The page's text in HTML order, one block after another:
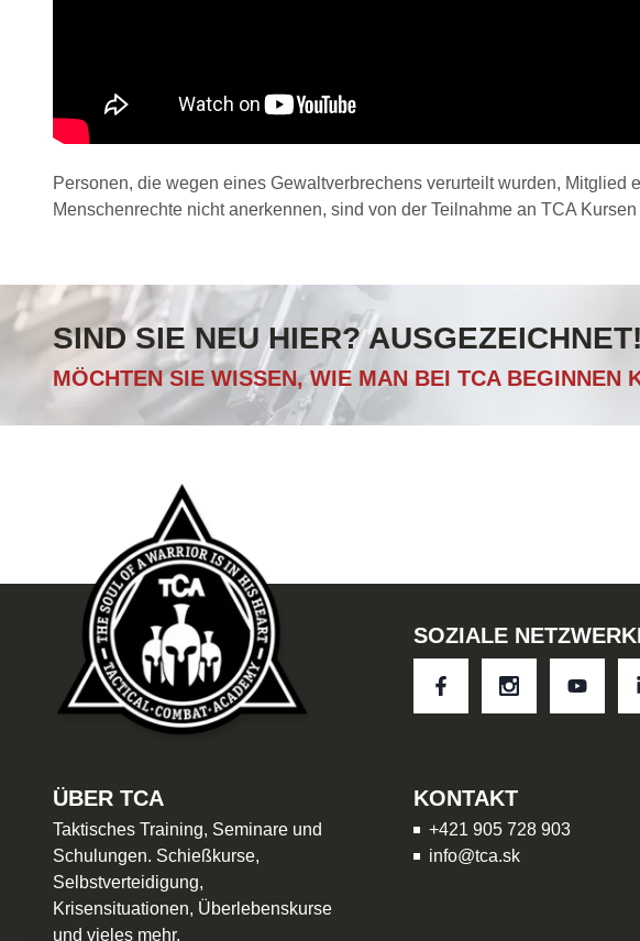
Personen, die wegen eines Gewaltverbrechens verurteilt wurden,
Menschenrechte nicht anerkennen, sind von der Teilnahme an TCA
SIND SIE NEU HIER? AUSGEZEICHNET!
MÖCHTEN SIE WISSEN, WIE MAN BEI TCA BEGINNEN
SOZIALE
ÜBER TCA
Taktisches Training, Seminare und
Schulungen. Schießkurse,
Selbstverteidigung,
Krisensituationen, Überlebenskurse
und vieles mehr.
KONTAKT
+421 905 728 903
info@tca.sk